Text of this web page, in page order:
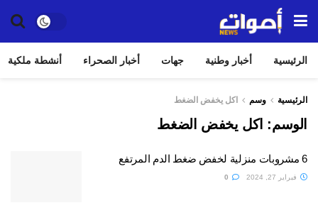
الرئيسية أخبار وطنية جهات أخبار الصحراء أنشطة ملكية
الرئيسية وسم اكل يخفض الضغط
الوسم: اكل يخفض الضغط
6 مشروبات منزلية لخفض ضغط الدم المرتفع
فبراير 27, 2024